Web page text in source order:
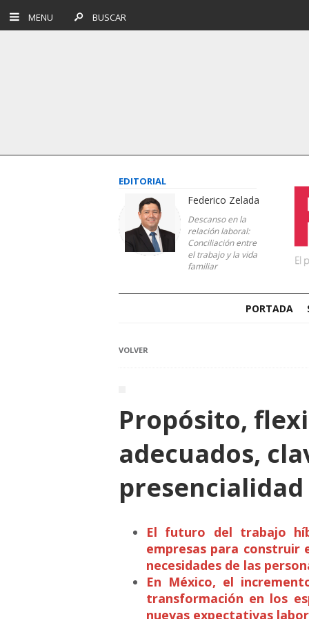
MENU BUSCAR
EDITORIAL
Federico Zelada
Descanso en la
relación laboral:
Conciliación entre
el trabajo y la vida
familiar
PORTADA
VOLVER
Propósito,
adecuados,
El futuro del trabajo
empresas para construir
necesidades de las
En México, el
transformación en los
nuevas expectativas